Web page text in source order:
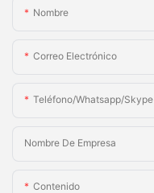
Nombre
Correo Electrónico
Teléfono/whatsapp/skype
Nombre De Empresa
Contenido